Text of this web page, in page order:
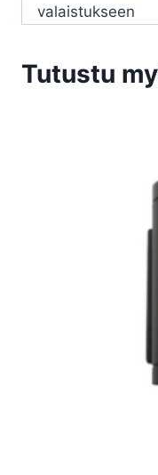
valaistukseen
Tutustu